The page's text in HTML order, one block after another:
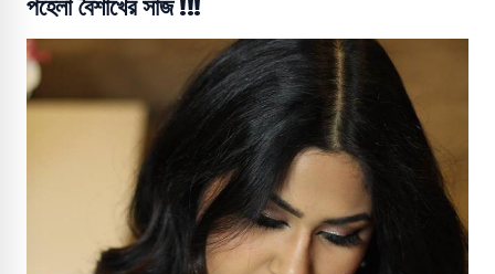
পহেলা বৈশাখের সাজ !!!